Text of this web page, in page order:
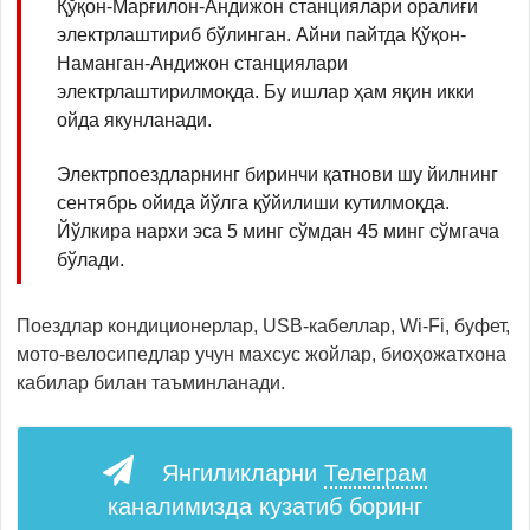
Қўқон-Марғилон-Андижон станциялари оралиғи
электрлаштириб бўлинган. Айни пайтда Қўқон-
Наманган-Андижон станциялари
электрлаштирилмоқда. Бу ишлар ҳам яқин икки
ойда якунланади.
Электрпоездларнинг биринчи қатнови шу йилнинг
сентябрь ойида йўлга қўйилиши кутилмоқда.
Йўлкира нархи эса 5 минг сўмдан 45 минг сўмгача
бўлади.
Поездлар кондиционерлар, USB-кабеллар, Wi-Fi, буфет,
мото-велосипедлар учун махсус жойлар, биоҳожатхона
кабилар билан таъминланади.
Янгиликларни Телеграм
каналимизда кузатиб боринг